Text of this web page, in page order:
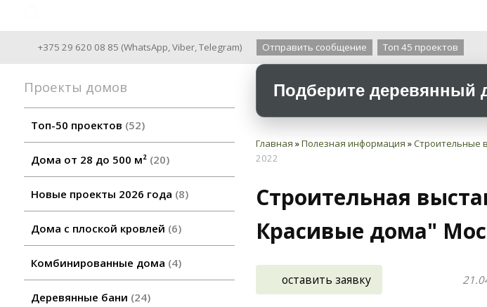
+375 29 620 08 85 (WhatsApp,Viber,Telegram) Отправить сообщение Топ 45 проектов
Проекты домов
Топ-50 проектов 52
Дома от 28 до 500 м² 20
Новые проекты 2026 года 8
Дома с плоской кровлей 6
Комбинированные дома 4
Деревянные бани 24
Подберите деревянный
Главная »Полезная информация »Строительные
2022
Строительная
Красивые дома"
оставить заявку